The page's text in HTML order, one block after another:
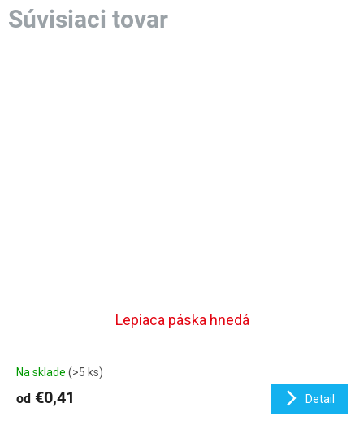
Lepiaca páska hnedá
Na sklade (>5 ks)
od €0,41 Detail